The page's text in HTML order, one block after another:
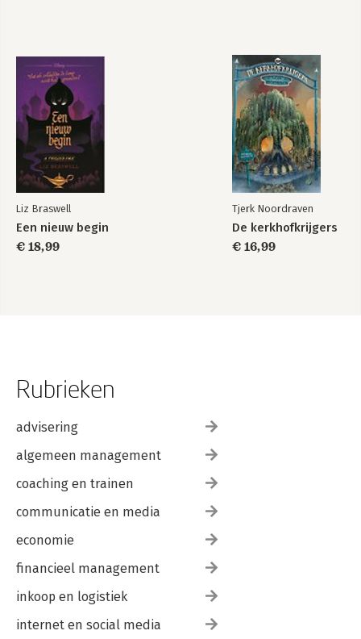
Liz Braswell
Een nieuw begin
€ 18,99
Tjerk Noordraven
De kerkhofkrijgers
€ 16,99
Rubrieken
advisering
algemeen management
coaching en trainen
communicatie en media
economie
financieel management
inkoop en logistiek
internet en social media